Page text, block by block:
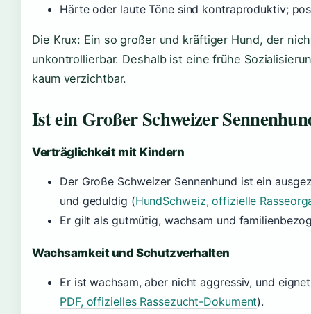
Härte oder laute Töne sind kontraproduktiv;
Die Krux: Ein so großer und kräftiger Hund, der
unkontrollierbar. Deshalb ist eine frühe
kaum verzichtbar.
Ist ein Großer Schweizer
Verträglichkeit mit Kindern
Der Große Schweizer Sennenhund ist ein
und geduldig (HundSchweiz, offizielle
Er gilt als gutmütig, wachsam und
Wachsamkeit und Schutzverhalten
Er ist wachsam, aber nicht aggressiv, und
PDF, offizielles Rassezucht-Dokument).